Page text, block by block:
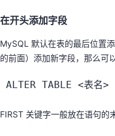
在开头添加字段
MySQL 默认在表的最后位置
的前面）添加新字段，那么可
ALTER TABLE <表名>
FIRST 关键字一般放在语句的